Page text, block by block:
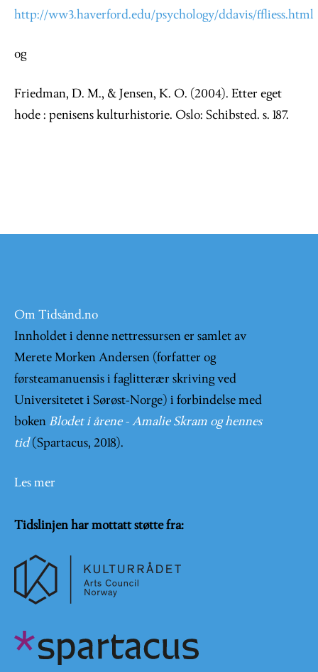
http://ww3.haverford.edu/psychology/ddavis/ffliess.html
og
Friedman, D. M., & Jensen, K. O. (2004). Etter eget
hode : penisens kulturhistorie. Oslo: Schibsted. s. 187.
Om Tidsånd.no
Innholdet i denne nettressursen er samlet av
Merete Morken Andersen (forfatter og
førsteamanuensis i faglitterær skriving ved
Universitetet i Sørøst-Norge) i forbindelse med
boken Blodet i årene - Amalie Skram og hennes
tid (Spartacus, 2018).
Les mer
Tidslinjen har mottatt støtte fra: